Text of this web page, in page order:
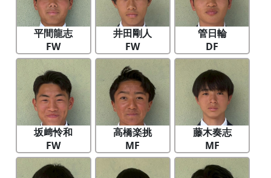
平間龍志
FW
井田剛人
FW
管日輪
DF
坂﨑怜和
FW
高橋楽挑
MF
藤木奏志
MF